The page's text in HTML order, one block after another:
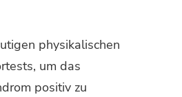
physikalischen
um das
positiv zu